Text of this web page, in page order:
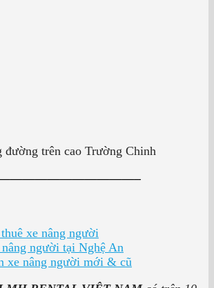
trên cao Trường Chinh
xe nâng người
người tại Nghệ An
xe nâng người mới & cũ